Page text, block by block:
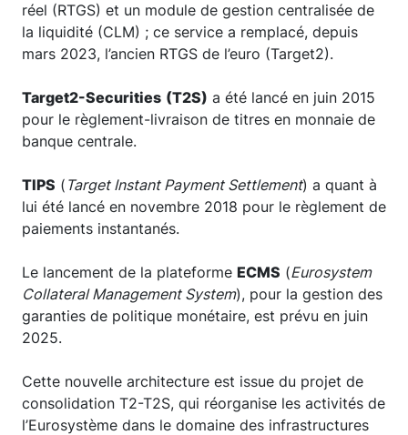
réel (RTGS) et un module de gestion centralisée de
la liquidité (CLM) ; ce service a remplacé, depuis
mars 2023, l’ancien RTGS de l’euro (Target2).
Target2-Securities (T2S) a été lancé en juin 2015
pour le règlement-livraison de titres en monnaie de
banque centrale.
TIPS ( Target Instant Payment Settlement) a quant à
lui été lancé en novembre 2018 pour le règlement de
paiements instantanés.
Le lancement de la plateforme ECMS (Eurosystem
Collateral Management System), pour la gestion des
garanties de politique monétaire, est prévu en juin
2025.
Cette nouvelle architecture est issue du projet de
consolidation T2-T2S, qui réorganise les activités de
l’Eurosystème dans le domaine des infrastructures